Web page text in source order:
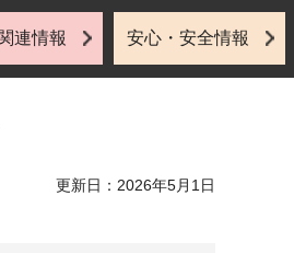
連情報 安心・安全情報
更新日：2026年5月1日